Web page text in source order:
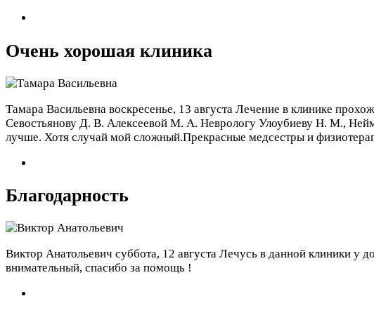
Очень хорошая клиника
Тамара Васильевна воскресенье, 13 августа Лечение в клинике
Севостьянову Д. В. Алексеевой М. А. Неврологу Улоубиеву Н. М.,
лучше. Хотя случай мой сложный.Прекрасные медсестры и
Благодарность
Виктор Анатольевич суббота, 12 августа Лечусь в данной клиники у
внимательный, спасибо за помощь !